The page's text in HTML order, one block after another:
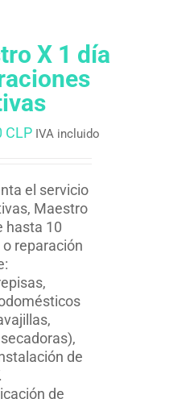
X 1 día
CLP IVA incluido
el servicio
Maestro
hasta 10
reparación
de
de